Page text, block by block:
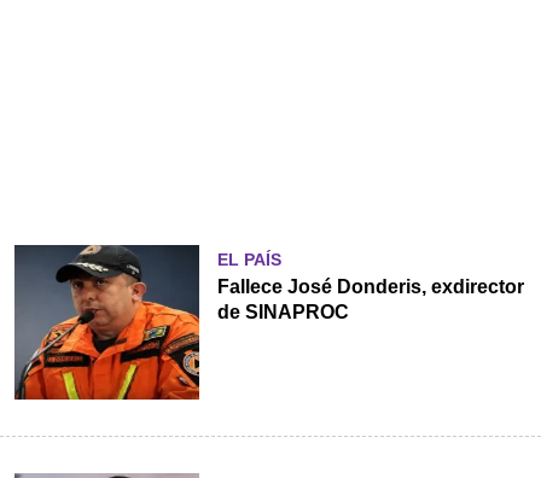
EL PAÍS
Fallece José Donderis, exdirector
de SINAPROC